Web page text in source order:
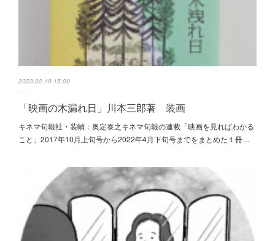
2023.02.19 15:00
「映画の木漏れ日」川本三郎著 装画
キネマ旬報社・装幀：奥定泰之キネマ旬報の連載「映画を見ればわかる
こと」2017年10月上旬号から2022年4月下旬号までをまとめた１冊…